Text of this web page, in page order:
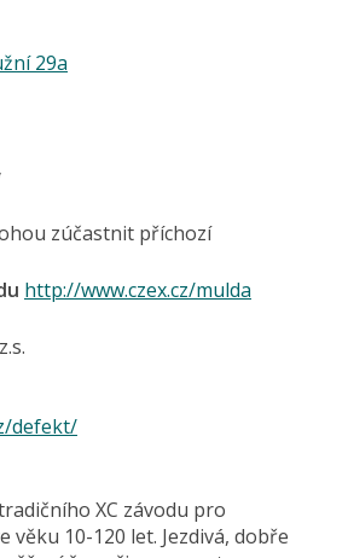
29a
zúčastnit příchozí
http://www.czex.cz/mulda
defekt/
XC závodu pro
věku 10-120 let. Jezdivá, dobře